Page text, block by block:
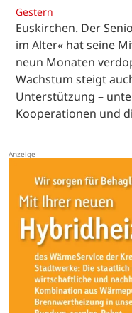
Gestern
Euskirchen. Der
im Alter« hat seine
neun Monaten
Wachstum steigt
Unterstützung –
Kooperationen und